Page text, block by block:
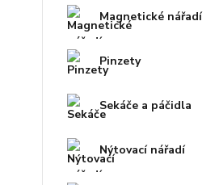
Magnetické nářadí
Pinzety
Sekáče a páčidla
Nýtovací nářadí